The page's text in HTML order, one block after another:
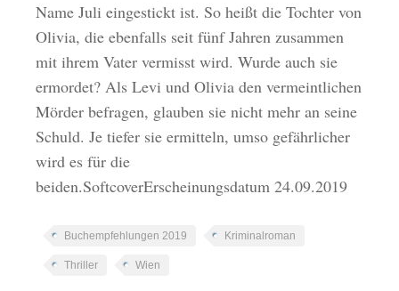
Name Juli eingestickt ist. So heißt die Tochter von
Olivia, die ebenfalls seit fünf Jahren zusammen
mit ihrem Vater vermisst wird. Wurde auch sie
ermordet? Als Levi und Olivia den vermeintlichen
Mörder befragen, glauben sie nicht mehr an seine
Schuld. Je tiefer sie ermitteln, umso gefährlicher
wird es für die
beiden.SoftcoverErscheinungsdatum 24.09.2019
Buchempfehlungen 2019 Kriminalroman
Thriller Wien